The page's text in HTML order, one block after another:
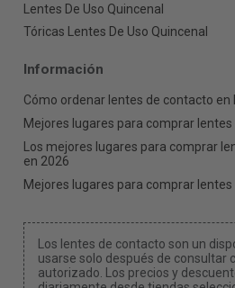
Lentes De Uso Quincenal
Tóricas Lentes De Uso Quincenal
Información
Cómo ordenar lentes de contacto en
Mejores lugares para comprar
Los mejores lugares para comprar
en 2026
Mejores lugares para comprar lentes
Los lentes de contacto son un
usarse solo después de consultar
autorizado. Los precios y